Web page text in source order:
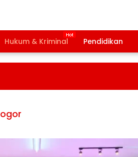
Hukum & Kriminal Pendidikan